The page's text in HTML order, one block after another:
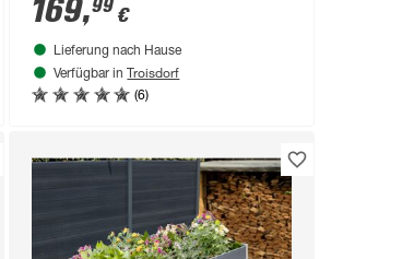
169,99 €
Lieferung nach Hause
Verfügbar in Troisdorf
(6)